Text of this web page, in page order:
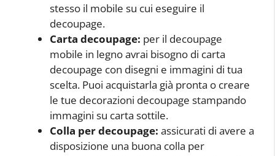
stesso il mobile su cui eseguire il
decoupage.
Carta decoupage: per il decoupage
mobile in legno avrai bisogno di carta
decoupage con disegni e immagini di tua
scelta. Puoi acquistarla già pronta o creare
le tue decorazioni decoupage stampando
immagini su carta sottile.
Colla per decoupage: assicurati di avere a
disposizione una buona colla per